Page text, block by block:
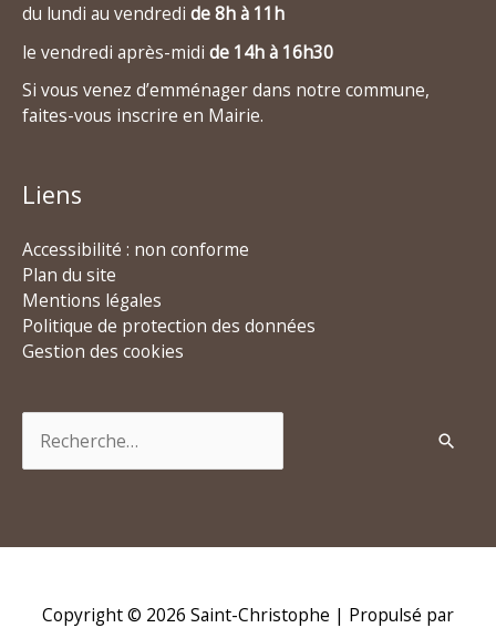
du lundi au vendredi de 8h à 11h
le vendredi après-midi de 14h à 16h30
Si vous venez d’emménager dans notre commune,
faites-vous inscrire en Mairie.
Liens
Accessibilité : non conforme
Plan du site
Mentions légales
Politique de protection des données
Gestion des cookies
Copyright © 2026 Saint-Christophe | Propulsé par